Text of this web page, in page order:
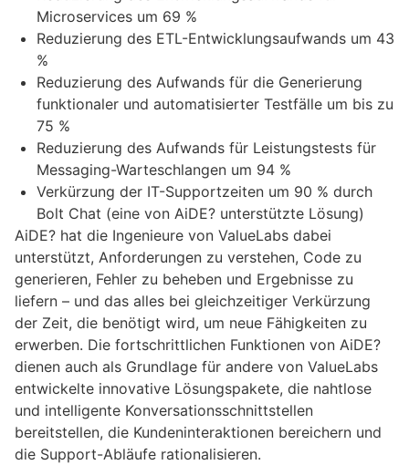
Microservices um 69 %
Reduzierung des ETL-Entwicklungsaufwands um 43
%
Reduzierung des Aufwands für die Generierung
funktionaler und automatisierter Testfälle um bis zu
75 %
Reduzierung des Aufwands für Leistungstests für
Messaging-Warteschlangen um 94 %
Verkürzung der IT-Supportzeiten um 90 % durch
Bolt Chat (eine von AiDE? unterstützte Lösung)
AiDE? hat die Ingenieure von ValueLabs dabei
unterstützt, Anforderungen zu verstehen, Code zu
generieren, Fehler zu beheben und Ergebnisse zu
liefern – und das alles bei gleichzeitiger Verkürzung
der Zeit, die benötigt wird, um neue Fähigkeiten zu
erwerben. Die fortschrittlichen Funktionen von AiDE?
dienen auch als Grundlage für andere von ValueLabs
entwickelte innovative Lösungspakete, die nahtlose
und intelligente Konversationsschnittstellen
bereitstellen, die Kundeninteraktionen bereichern und
die Support-Abläufe rationalisieren.